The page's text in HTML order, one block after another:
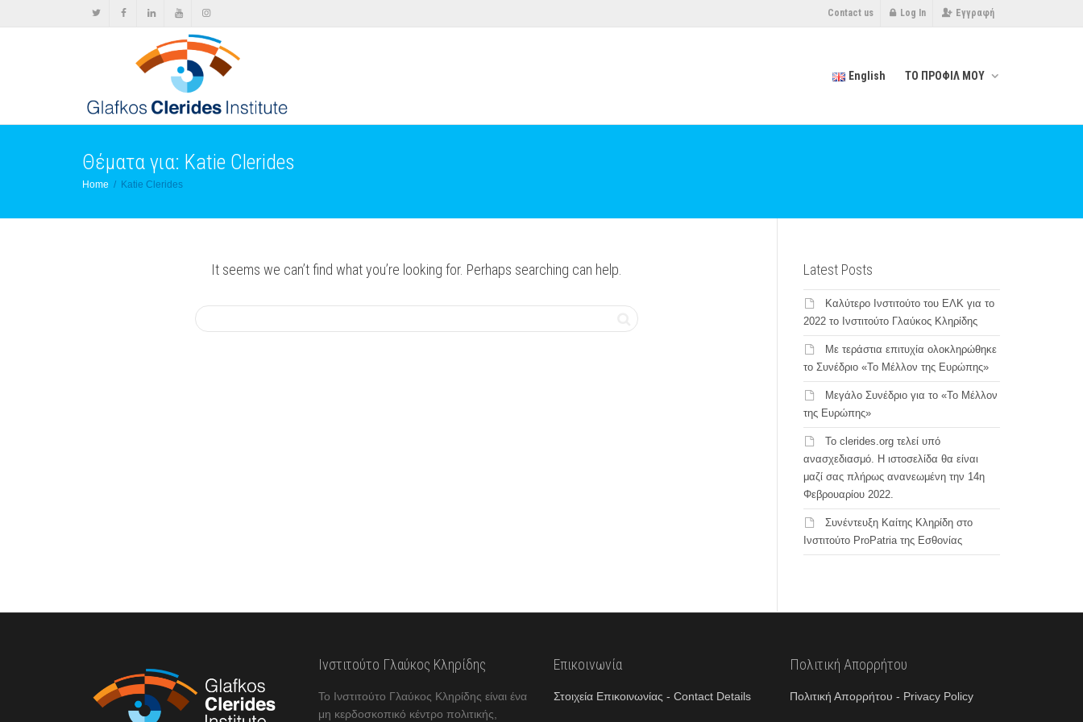
Contact us Log In Εγγραφή
English ΤΟ ΠΡΟΦΙΛ ΜΟΥ
Θέματα για: Katie Clerides
Home Katie Clerides
It seems we can’t find what you’re looking for. Perhaps searching can help. Latest Posts
Καλύτερο Ινστιτούτο του ΕΛΚ για το
2022 το Ινστιτούτο Γλαύκος Κληρίδης
Με τεράστια επιτυχία ολοκληρώθηκε
το Συνέδριο «Το Μέλλον της Ευρώπης»
Μεγάλο Συνέδριο για το «Το Μέλλον
της Ευρώπης»
Το clerides.org τελεί υπό
ανασχεδιασμό. Η ιστοσελίδα θα είναι
μαζί σας πλήρως ανανεωμένη την 14η
Φεβρουαρίου 2022.
Συνέντευξη Καίτης Κληρίδη στο
Ινστιτούτο ProPatria της Εσθονίας
Ινστιτούτο Γλαύκος Κληρίδης
Το Ινστιτούτο Γλαύκος Κληρίδης είναι ένα
μη κερδοσκοπικό κέντρο πολιτικής,
Επικοινωνία
Στοιχεία Επικοινωνίας - Contact Details
Πολιτική Απορρήτου
Πολιτική Απορρήτου - Privacy Policy